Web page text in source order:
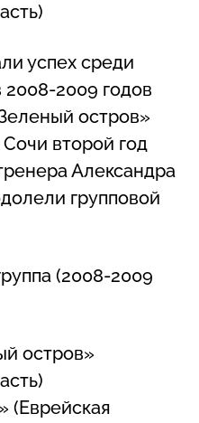
успех среди
2009 годов
остров»
второй год
Александра
групповой
(2008-2009
остров»
(Еврейская